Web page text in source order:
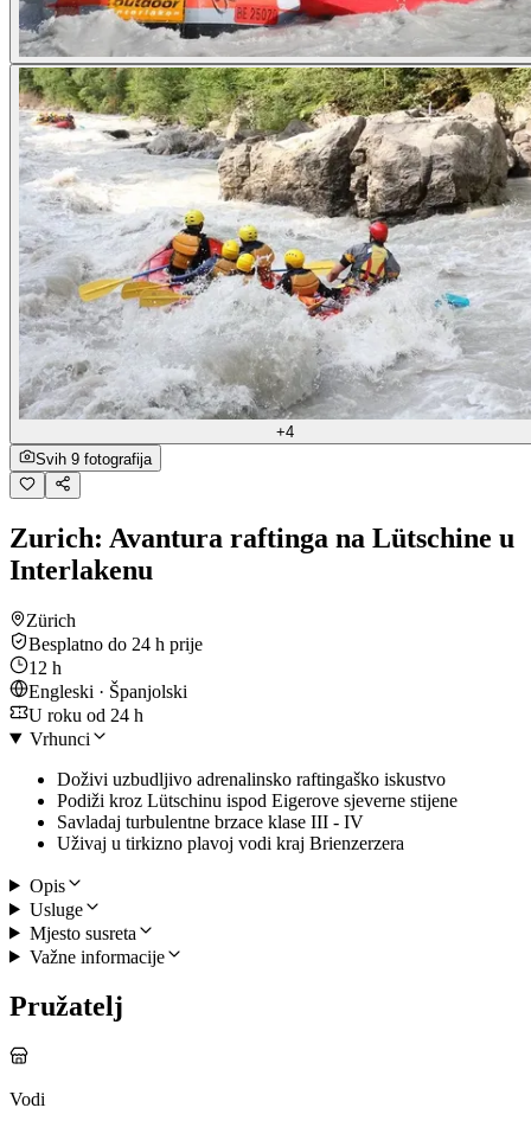
+4
Svih 9 fotografija
Zurich: Avantura raftinga na Lütschine u
Interlakenu
Zürich
Besplatno do 24 h prije
12 h
Engleski · Španjolski
U roku od 24 h
Vrhunci
Doživi uzbudljivo adrenalinsko raftingaško iskustvo
Podiži kroz Lütschinu ispod Eigerove sjeverne stijene
Savladaj turbulentne brzace klase III - IV
Uživaj u tirkizno plavoj vodi kraj Brienzerzera
Opis
Usluge
Mjesto susreta
Važne informacije
Pružatelj
Vodi